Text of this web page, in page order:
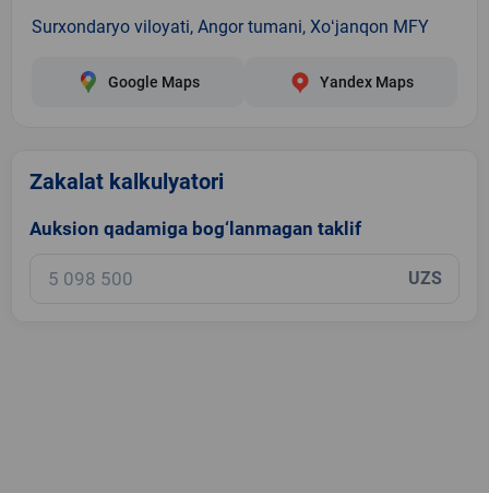
Surxondaryo viloyati, Angor tumani, Xoʻjanqon MFY
Google Maps Yandex Maps
Zakalat kalkulyatori
Auksion qadamiga bog‘lanmagan taklif
UZS